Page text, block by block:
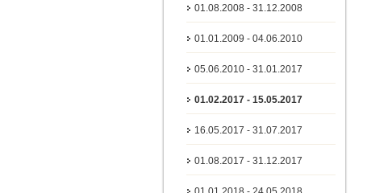
01.08.2008 - 31.12.2008
01.01.2009 - 04.06.2010
05.06.2010 - 31.01.2017
01.02.2017 - 15.05.2017
16.05.2017 - 31.07.2017
01.08.2017 - 31.12.2017